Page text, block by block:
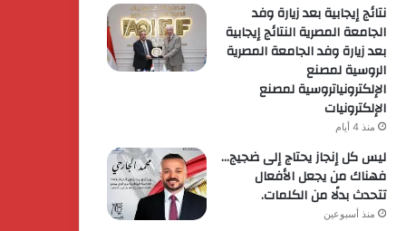
نتائج إيجابية بعد زيارة وفد
الجامعة المصرية النتائج إيجابية
بعد زيارة وفد الجامعة المصرية
الروسية لمصنع
الإلكترونياتروسية لمصنع
الإلكترونيات
منذ 4 أيام
ليس كل إنجاز يحتاج إلى ضجيج…
فهناك من يجعل الأفعال
تتحدث بدلًا من الكلمات.
منذ أسبوعين